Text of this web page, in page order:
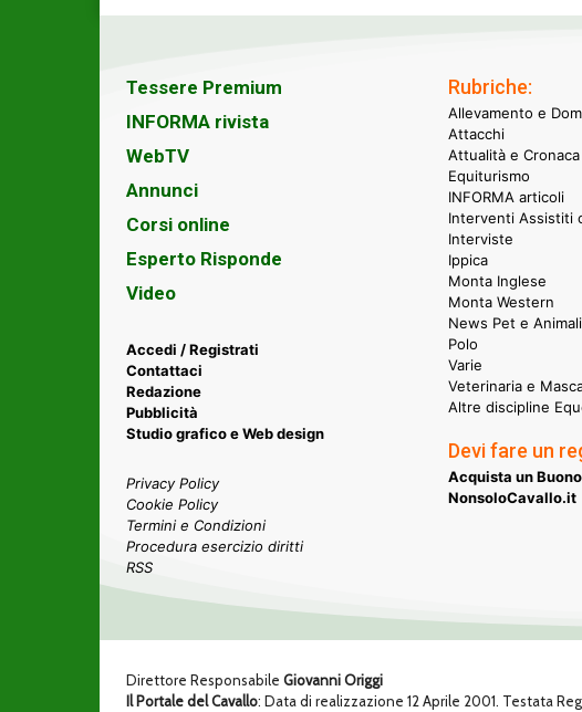
Tessere Premium
INFORMA rivista
WebTV
Annunci
Corsi online
Esperto Risponde
Video
Accedi / Registrati
Contattaci
Redazione
Pubblicità
Studio grafico e Web design
Privacy Policy
Cookie Policy
Termini e Condizioni
Procedura esercizio diritti
RSS
Rubriche:
Allevamento e
Attacchi
Attualità e Cronaca
Equiturismo
INFORMA articoli
Interventi Assistiti
Interviste
Ippica
Monta Inglese
Monta Western
News Pet e Animali
Polo
Varie
Veterinaria e
Altre discipline
Devi fare un
Acquista un
NonsoloCavallo.it
Direttore Responsabile Giovanni Origgi
Il Portale del Cavallo: Data di realizzazione 12 Aprile 2001. Testata